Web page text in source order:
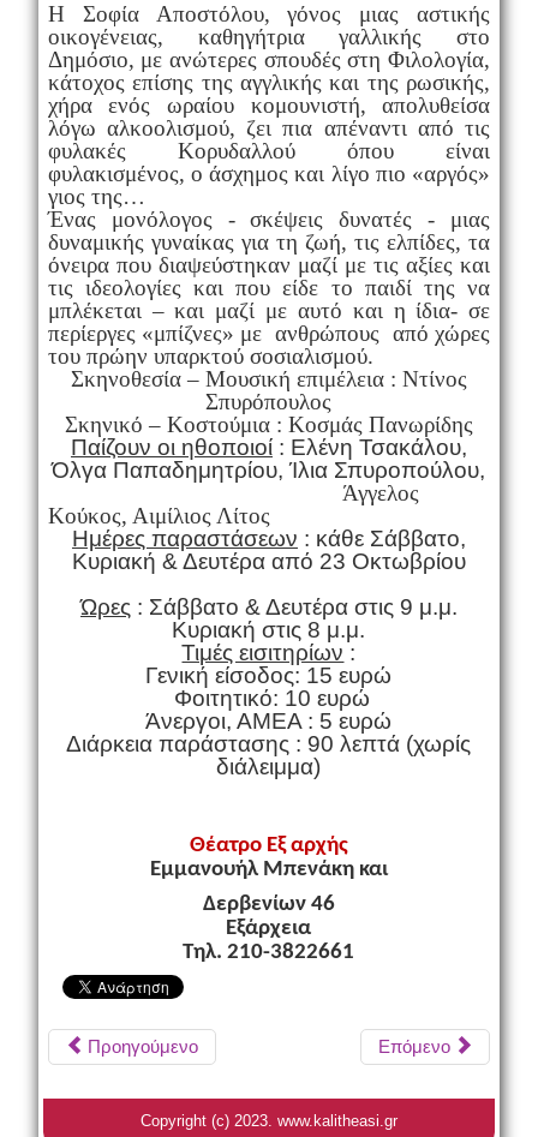
Η Σοφία Αποστόλου, γόνος μιας αστικής
οικογένειας, καθηγήτρια γαλλικής στο
Δημόσιο, με ανώτερες σπουδές στη Φιλολογία,
κάτοχος επίσης της αγγλικής και της ρωσικής,
χήρα ενός ωραίου κομουνιστή, απολυθείσα
λόγω αλκοολισμού, ζει πια απέναντι από τις
φυλακές Κορυδαλλού όπου είναι
φυλακισμένος, ο άσχημος και λίγο πιο «αργός»
γιος της…
Ένας μονόλογος - σκέψεις δυνατές - μιας
δυναμικής γυναίκας για τη ζωή, τις ελπίδες, τα
όνειρα που διαψεύστηκαν μαζί με τις αξίες και
τις ιδεολογίες και που είδε το παιδί της να
μπλέκεται – και μαζί με αυτό και η ίδια- σε
περίεργες «μπίζνες» με ανθρώπους από χώρες
του πρώην υπαρκτού σοσιαλισμού.
Σκηνοθεσία – Μουσική επιμέλεια : Ντίνος
Σπυρόπουλος
Σκηνικό – Κοστούμια : Κοσμάς Πανωρίδης
Παίζουν οι ηθοποιοί: Ελένη Τσακάλου,
Όλγα Παπαδημητρίου, Ίλια Σπυροπούλου,
Άγγελος
Κούκος, Αιμίλιος Λίτος
Ημέρες παραστάσεων : κάθε Σάββατο,
Κυριακή & Δευτέρα από 23 Οκτωβρίου
Ώρες : Σάββατο & Δευτέρα στις 9 μ.μ.
Κυριακή στις 8 μ.μ.
Τιμές εισιτηρίων :
Γενική είσοδος: 15 ευρώ
Φοιτητικό: 10 ευρώ
Άνεργοι, ΑΜΕΑ : 5 ευρώ
Διάρκεια παράστασης : 90 λεπτά (χωρίς
διάλειμμα)
Θέατρο Εξ αρχής
Εμμανουήλ Μπενάκη και
Δερβενίων 46
Εξάρχεια
Τηλ. 210-3822661
Προηγούμενο Επόμενο
Copyright (c) 2023. www.kalitheasi.gr